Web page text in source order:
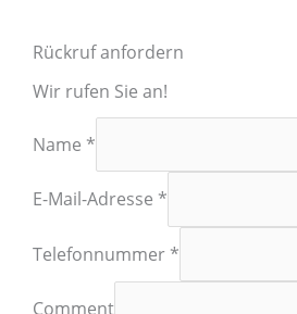
Rückruf anfordern
Wir rufen Sie an!
Name *
E-Mail-Adresse *
Telefonnummer *
Comment